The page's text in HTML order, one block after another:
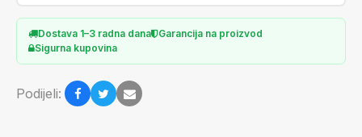
Dostava 1–3 radna dana
Garancija na proizvod
Sigurna kupovina
Podijeli: